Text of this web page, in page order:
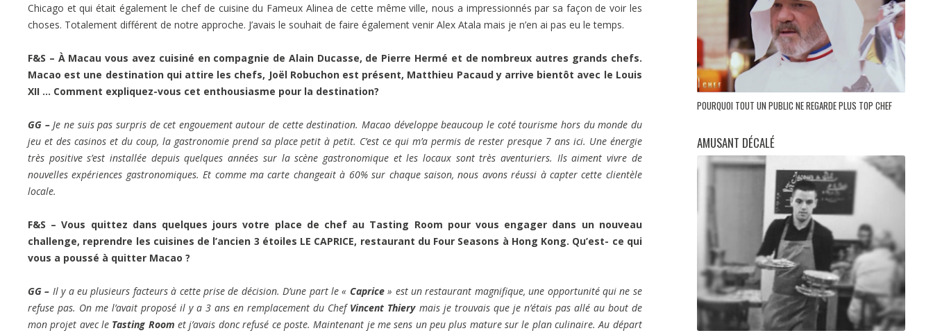
Chicago et qui était également le chef de cuisine du Fameux Alinea de cette même ville, nous a impressionnés par sa façon de voir les
choses. Totalement différent de notre approche. J’avais le souhait de faire également venir Alex Atala mais je n’en ai pas eu le temps.
F&S – À Macau vous avez cuisiné en compagnie de Alain Ducasse, de Pierre Hermé et de nombreux autres grands chefs.
Macao est une destination qui attire les chefs, Joël Robuchon est présent, Matthieu Pacaud y arrive bientôt avec le Louis
XII … Comment expliquez-vous cet enthousiasme pour la destination?
GG – Je ne suis pas surpris de cet engouement autour de cette destination. Macao développe beaucoup le coté tourisme hors du monde du
jeu et des casinos et du coup, la gastronomie prend sa place petit à petit. C’est ce qui m’a permis de rester presque 7 ans ici. Une énergie
très positive s’est installée depuis quelques années sur la scène gastronomique et les locaux sont très aventuriers. Ils aiment vivre de
nouvelles expériences gastronomiques. Et comme ma carte changeait à 60% sur chaque saison, nous avons réussi à capter cette clientèle
locale.
F&S – Vous quittez dans quelques jours votre place de chef au Tasting Room pour vous engager dans un nouveau
challenge, reprendre les cuisines de l’ancien 3 étoiles LE CAPRICE, restaurant du Four Seasons à Hong Kong. Qu’est- ce qui
vous a poussé à quitter Macao ?
GG – Il y a eu plusieurs facteurs à cette prise de décision. D’une part le « Caprice» est un restaurant magnifique, une opportunité qui ne se
refuse pas. On me l’avait proposé il y a 3 ans en remplacement du Chef Vincent Thierymais je trouvais que je n’étais pas allé au bout de
mon projet avec le Tasting Room et j’avais donc refusé ce poste. Maintenant je me sens un peu plus mature sur le plan culinaire. Au départ
POURQUOI TOUT UN PUBLIC NE REGARDE PLUS TOP CHEF
AMUSANT DÉCALÉ